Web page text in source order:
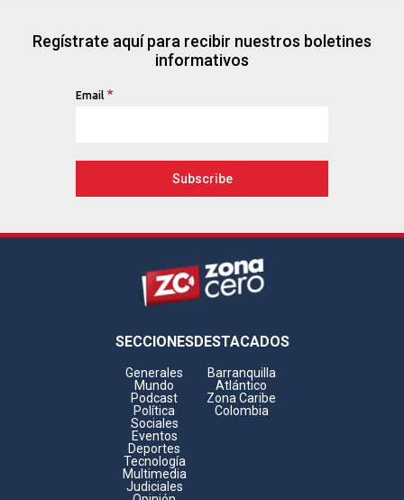
Regístrate aquí para recibir nuestros boletines
informativos
Email
SECCIONES
Generales
Mundo
Podcast
Política
Sociales
Eventos
Deportes
Tecnología
Multimedia
Judiciales
DESTACADOS
Barranquilla
Atlántico
Zona Caribe
Colombia